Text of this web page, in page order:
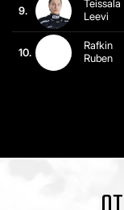
9.
Teissala
Leevi
10.
Rafkin
Ruben